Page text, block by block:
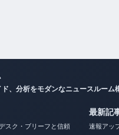
、分析をモダンなニュースルーム
スク・ブリーフと信頼
最新記
速報アッ
カズレ